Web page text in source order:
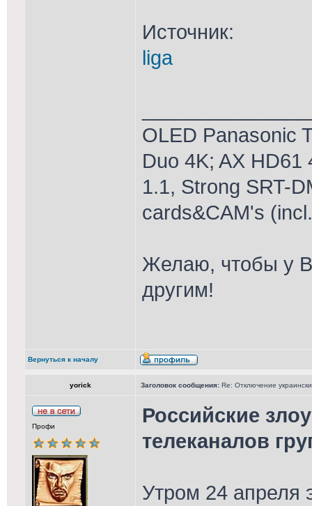
Источник:
liga
OLED Panasonic
Duo 4K; AX HD61
1.1, Strong SRT-
cards&CAM's
Желаю, чтобы у
другим!
Вернуться к началу
yorick Заголовок сообщения: Re: Отключение
Профи
Российские
телеканалов
Утром 24 апреля